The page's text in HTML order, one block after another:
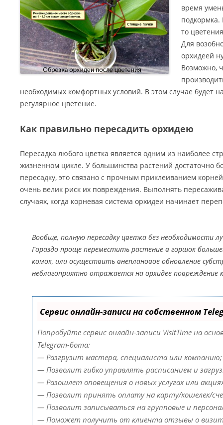
время
подкормка.
то
Для
орхидеей
Возможно,
необходимых комфортных условий. В этом случае будет
регулярное цветение.
Как правильно пересадить орхидею
Пересадка любого цветка является одним из наиболее
жизненном цикле. У большинства растений достаточно
пересадку, это связано с прочным приклеиванием корней
очень велик риск их повреждения. Выполнять
случаях, когда корневая система орхидеи начинает
Вообще, полную пересадку цветка без необходимости
Гораздо проще переместить растение в горшок
комок, или осуществить внеплановое обновление
неблагоприятно отражается на орхидее повреждение
Сервис онлайн-записи на собственном
Попробуйте сервис онлайн-записи VisitTime на
Telegram-бота:
— Разгрузит мастера, специалиста или компанию;
— Позволит гибко управлять расписанием и
— Разошлет оповещения о новых услугах или
— Позволит принять оплату на карту/кошелек/
— Позволит записываться на групповые и
— Поможет получить от клиента отзывы о